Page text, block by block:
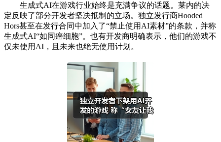
生成式AI在游戏行业始终是充满争议的话题。莱内的决
定反映了部分开发者坚决抵制的立场。独立发行商Hooded
Hors甚至在发行合同中加入了“禁止使用AI素材”的条款，并称
生成式AI“如同癌细胞”。也有开发商明确表示，他们的游戏不
仅未使用AI，且未来也绝无使用计划。